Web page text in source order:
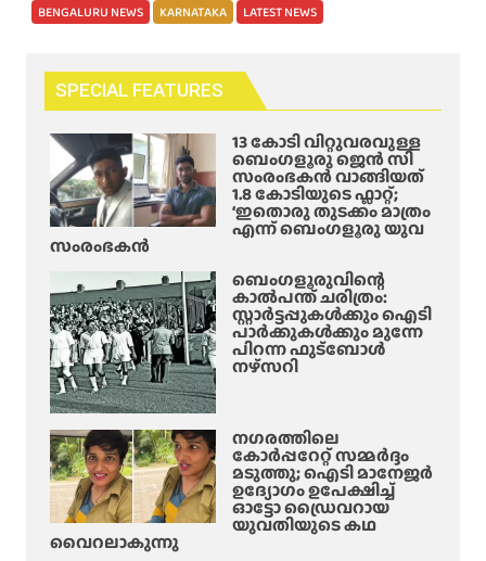
വാ
വി
ൻ്
റെ
മൃ
ദേ
ഹ
വും
;
ര
ണ്ട്
യു
വാ
ക്ക
ൾ
മ
രി
ന്ന്
പേ
ർ
ക്ക്
ഗു
ന
ടെ
ജീ
വി
ത
ന്
വി
ല
യി
റാ
പ്പി
ഡോ
അ
പ
BENGALURU NEWS KARNATAKA LATEST NEWS
SPECIAL FEATURES
13 കോടി വിറ്റുവരവുള്ള
ബെംഗളൂരു ജെൻ സി
സംരംഭകൻ വാങ്ങിയത്
1.8 കോടിയുടെ ഫ്ലാറ്റ്;
‘ഇതൊരു തുടക്കം മാത്രം
എന്ന് ബെംഗളൂരു യുവ
സംരംഭകൻ
ബെംഗളൂരുവിന്റെ
കാൽപന്ത് ചരിത്രം:
സ്റ്റാർട്ടപ്പുകൾക്കും ഐടി
പാർക്കുകൾക്കും മുന്നേ
പിറന്ന ഫുട്ബോൾ
നഴ്സറി
നഗരത്തിലെ
കോർപ്പറേറ്റ് സമ്മർദ്ദം
മടുത്തു; ഐടി മാനേജർ
ഉദ്യോഗം ഉപേക്ഷിച്ച്
ഓട്ടോ ഡ്രൈവറായ
യുവതിയുടെ കഥ
വൈറലാകുന്നു